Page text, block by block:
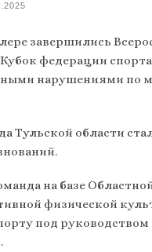
завершились
федерации
нарушениями по
Тульской области
на базе
физической
под руководством